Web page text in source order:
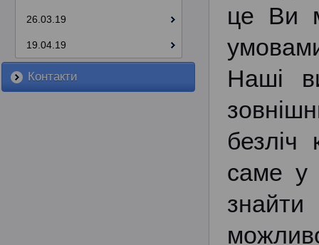
26.03.19
19.04.19
Контакти
це Ви
Наші
безліч
саме у